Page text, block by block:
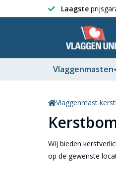
Laagste
Vlaggenmasten
Vlaggenmast
Wij bieden
op de gewenste